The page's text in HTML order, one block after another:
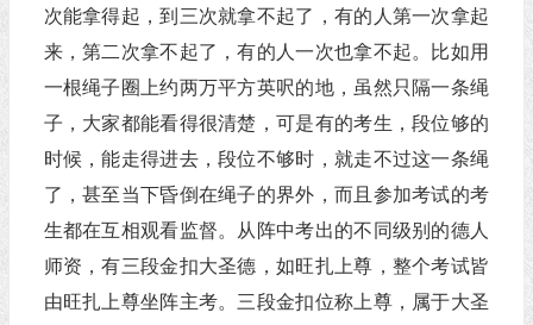
次能拿得起，到三次就拿不起了，有的人第一次拿起
来，第二次拿不起了，有的人一次也拿不起。比如用
一根绳子圈上约两万平方英呎的地，虽然只隔一条绳
子，大家都能看得很清楚，可是有的考生，段位够的
时候，能走得进去，段位不够时，就走不过这一条绳
了，甚至当下昏倒在绳子的界外，而且参加考试的考
生都在互相观看监督。从阵中考出的不同级别的德人
师资，有三段金扣大圣德，如旺扎上尊，整个考试皆
由旺扎上尊坐阵主考。三段金扣位称上尊，属于大圣